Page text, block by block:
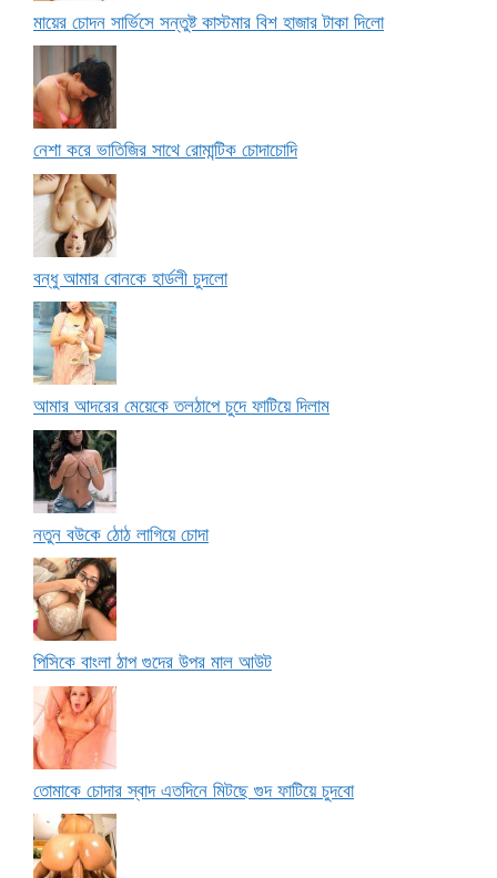
মায়ের চোদন সার্ভিসে সন্তুষ্ট কাস্টমার বিশ হাজার টাকা দিলো
নেশা করে ভাতিজির সাথে রোমান্টিক চোদাচোদি
বন্ধু আমার বোনকে হার্ডলী চুদলো
আমার আদরের মেয়েকে তলঠাপে চুদে ফাটিয়ে দিলাম
নতুন বউকে ঠোঠ লাগিয়ে চোদা
পিসিকে বাংলা ঠাপ গুদের উপর মাল আউট
তোমাকে চোদার স্বাদ এতদিনে মিটছে গুদ ফাটিয়ে চুদবো